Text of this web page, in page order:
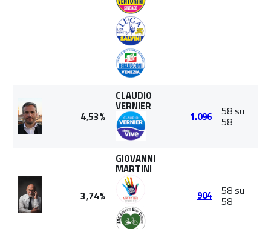
4,53%
CLAUDIO
VERNIER
1.096 58 su
58
3,74%
GIOVANNI
MARTINI
904
58 su
58